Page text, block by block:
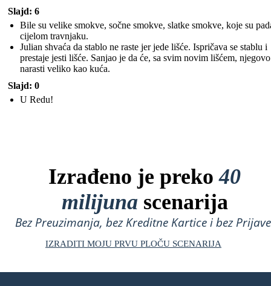
Slajd: 6
Bile su velike smokve, sočne smokve, slatke smokve, koje su
cijelom travnjaku.
Julian shvaća da stablo ne raste jer jede lišće. Ispričava se stablu i
prestaje jesti lišće. Sanjao je da će, sa svim novim lišćem,
narasti veliko kao kuća.
Slajd: 0
U Redu!
Izrađeno je preko40
milijuna scenarija
Bez Preuzimanja, bez Kreditne Kartice i bez
IZRADITI MOJU PRVU PLOČU SCENARIJA